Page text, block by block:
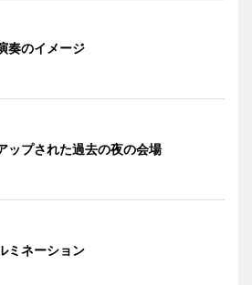
奏のイメージ
ップされた過去の夜の会場
ミネーション